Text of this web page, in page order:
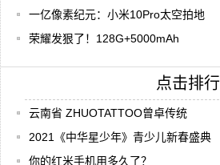
一亿像素纪元：小米10Pro太空拍地
荣耀发狠了！128G+5000mAh
点击排行
云南省 ZHUOTATTOO曾卓传统
2021《中华星少年》青少儿新春盛典
你的红米手机用多久了？